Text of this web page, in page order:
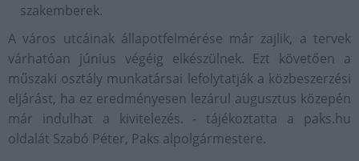
szakemberek.
A város utcáinak állapotfelmérése már zajlik, a tervek
várhatóan június végéig elkészülnek. Ezt követően a
műszaki osztály munkatársai lefolytatják a közbeszerzési
eljárást, ha ez eredményesen lezárul augusztus közepén
már indulhat a kivitelezés. - tájékoztatta a paks.hu
oldalát Szabó Péter, Paks alpolgármestere.